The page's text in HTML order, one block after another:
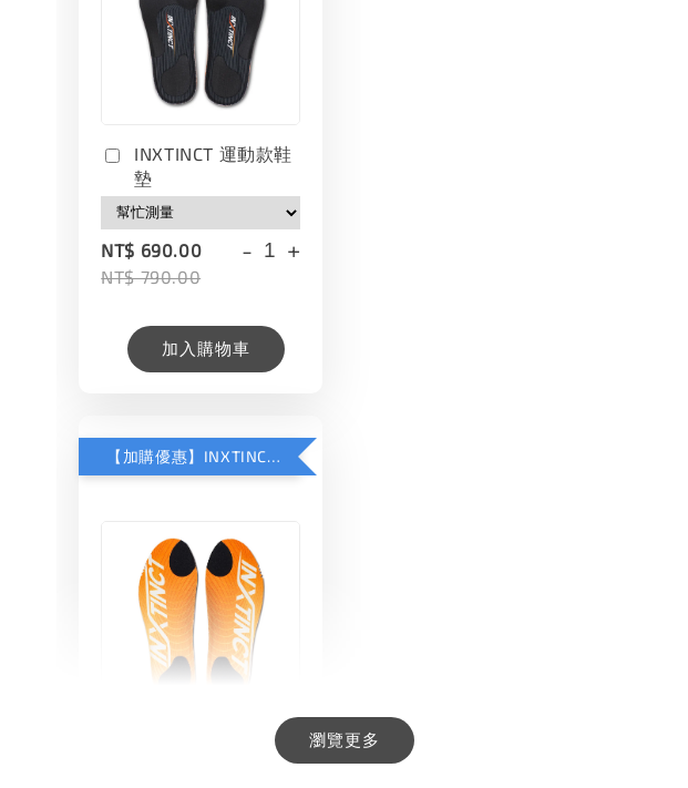
INXTINCT 運動款鞋
墊
NT$ 690.00
NT$ 790.00
- +
加入購物車
【加購優惠】INXTINCT 生活日用鞋墊
INXTINCT 生活日用
瀏覽更多